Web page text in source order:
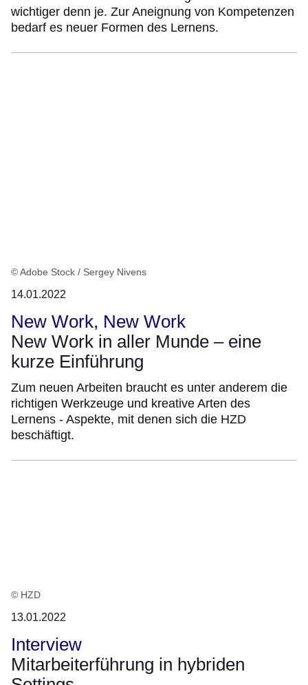
wichtiger denn je. Zur Aneignung von Kompetenzen
bedarf es neuer Formen des Lernens.
© Adobe Stock / Sergey Nivens
14.01.2022
New Work, New Work
New Work in aller Munde – eine
kurze Einführung
Zum neuen Arbeiten braucht es unter anderem die
richtigen Werkzeuge und kreative Arten des
Lernens - Aspekte, mit denen sich die HZD
beschäftigt.
© HZD
13.01.2022
Interview
Mitarbeiterführung in hybriden